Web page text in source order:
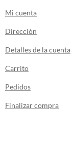
Mi cuenta
Dirección
Detalles de la cuenta
Carrito
Pedidos
Finalizar compra